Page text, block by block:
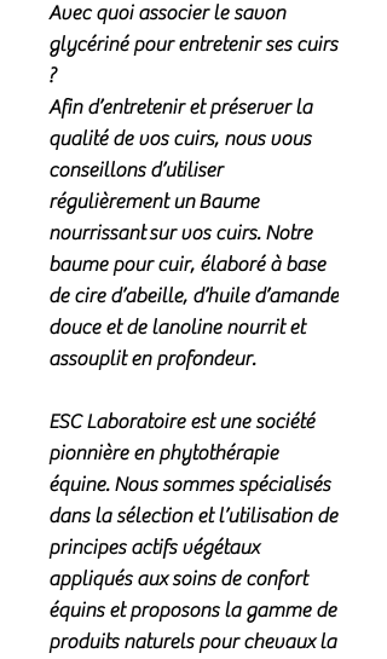
Avec quoi associer le savon
glycériné pour entretenir ses cuirs
?
Afin d’entretenir et préserver la
qualité de vos cuirs, nous vous
conseillons d’utiliser
régulièrement un Baume
nourrissantsur vos cuirs. Notre
baume pour cuir, élaboré à base
de cire d’abeille, d’huile d’amande
douce et de lanoline nourrit et
assouplit en profondeur.
ESC Laboratoire est une société
pionnière en phytothérapie
équine. Nous sommes spécialisés
dans la sélection et l’utilisation de
principes actifs végétaux
appliqués aux soins de confort
équins et proposons la gamme de
produits naturels pour chevaux la